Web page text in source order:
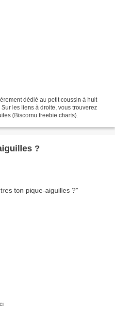
dédié au petit coussin à huit
les liens à droite, vous trouverez
(Biscornu freebie charts).
?